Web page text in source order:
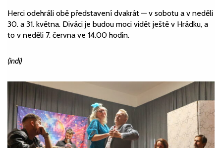
Herci odehráli obě představení dvakrát — v sobotu a v neděli
30. a 31. května. Diváci je budou moci vidět ještě v Hrádku, a
to v neděli 7. června ve 14.00 hodin.
(indi)